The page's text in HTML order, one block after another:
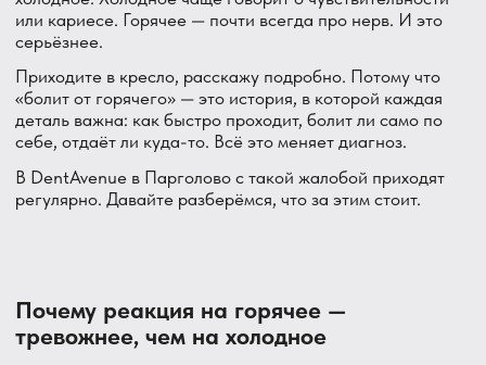
Есть простая физиология. Холод сужает сосуды, горячее
— расширяет. Когда внутри зуба идёт воспаление —
пульпа отёкшая, сосуды наполнены. Горячее усиливает
кровоток, давление внутри закрытой полости зуба
возрастает — и нерв сигнализирует болью.
Именно поэтому боль от горячего — почти всегда
признак воспаления пульпы, то есть нерва. А это уже не
«чувствительность», это пульпит.
приёме:
Боль прошла за 10–15 секунд после того, как убрали
нужно лечение канала.
Горячее боль снижает, а холодное — наоборот
помогает? Это классика необратимого пульпита в